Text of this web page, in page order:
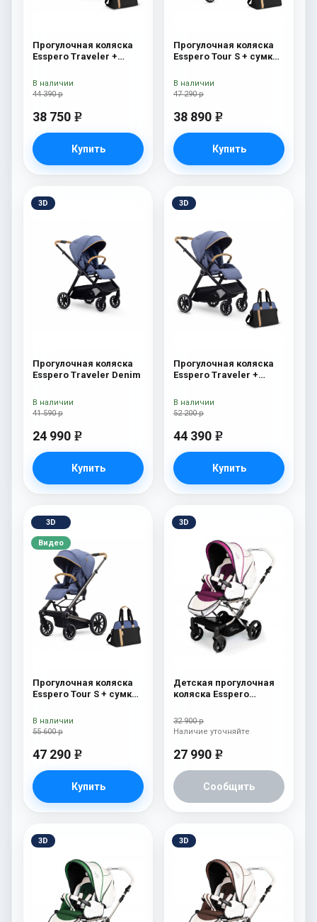
Прогулочная коляска
Esspero Traveler +
44 390 р
38 750 e
Купить
В наличии
Прогулочная коляска
Esspero Tour S + сумка
47 290 р
38 890 e
Купить
В наличии
3D
Прогулочная коляска
Esspero Traveler Denim
41 590 р
24 990 e
Купить
В наличии
3D
Прогулочная коляска
Esspero Traveler +
52 200 р
44 390 e
Купить
В наличии
3D
Видео
Прогулочная коляска
Esspero Tour S + сумка
55 600 р
47 290 e
Купить
В наличии
3D
Детская прогулочная
коляска Esspero
Pink
32 900 р
27 990 e
Сообщить
Наличие уточняйте
3D 3D